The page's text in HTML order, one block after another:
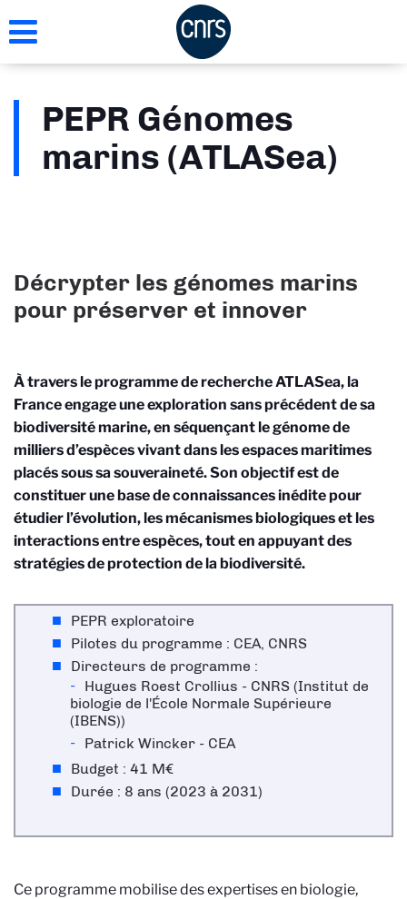
au
PEPR Génomes
marins (ATLASea)
Décrypter les génomes marins
pour préserver et innover
À travers le programme de recherche ATLASea, la
France engage une exploration sans précédent de sa
biodiversité marine, en séquençant le génome de
milliers d’espèces vivant dans les espaces maritimes
placés sous sa souveraineté. Son objectif est de
constituer une base de connaissances inédite pour
étudier l’évolution, les mécanismes biologiques et les
interactions entre espèces, tout en appuyant des
stratégies de protection de la biodiversité.
PEPR exploratoire
Pilotes du programme : CEA, CNRS
Directeurs de programme :
Hugues Roest Crollius - CNRS (Institut de
biologie de l'École Normale Supérieure
(IBENS))
Patrick Wincker - CEA
Budget : 41 M€
Durée : 8 ans (2023 à 2031)
Ce programme mobilise des expertises en biologie,